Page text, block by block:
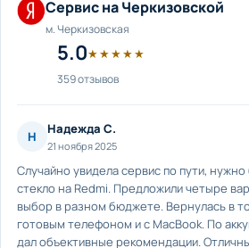
Сервис на Черкизовской
м. Черкизовская
5.0★★★★★
359 отзывов
Н Надежда С.
21 ноября 2025
Случайно увидела сервис по пути,
стекло на Redmi. Предложили четыре
выбор в разном бюджете. Вернулась в
готовым телефоном и с MacBook. По
дал объективные рекомендации.